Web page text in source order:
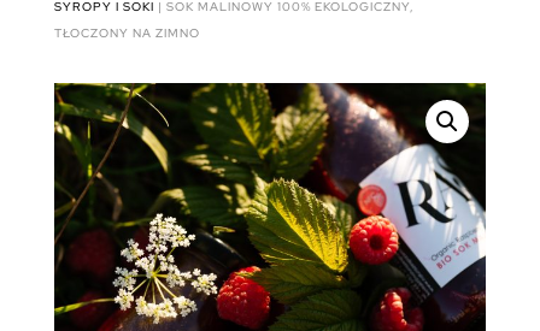
SYROPY I SOKI | SOK MALINOWY 100% EKOLOGICZNY,
TŁOCZONY NA ZIMNO